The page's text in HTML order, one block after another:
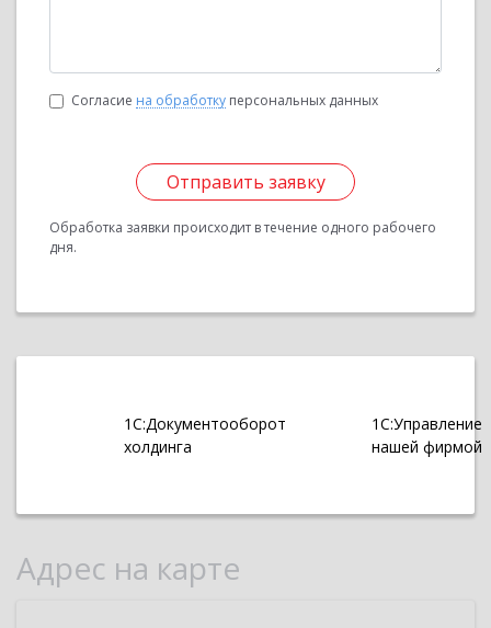
Согласие на обработку персональных данных
Отправить заявку
Обработка заявки происходит в течение одного рабочего
дня.
1С:Документооборот
холдинга
1С:Управление
нашей фирмой
Адрес на карте